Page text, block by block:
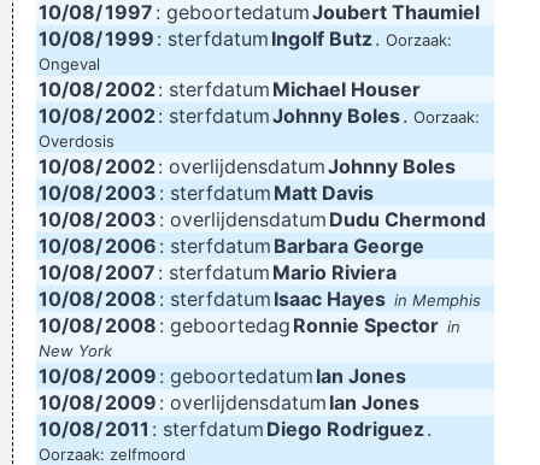
10/08/1997 : geboortedatumJoubert Thaumiel
10/08/1999 : sterfdatum Ingolf Butz. Oorzaak:
Ongeval
10/08/2002: sterfdatum Michael Houser
10/08/2002: sterfdatumJohnny Boles. Oorzaak:
Overdosis
10/08/2002: overlijdensdatumJohnny Boles
10/08/2003 : sterfdatum Matt Davis
10/08/2003 : overlijdensdatum Dudu Chermond
10/08/2006 : sterfdatum Barbara George
10/08/2007 : sterfdatum Mario Riviera
10/08/2008 : sterfdatum Isaac Hayes in Memphis
10/08/2008 : geboortedag Ronnie Spector in
New York
10/08/2009 : geboortedatum Ian Jones
10/08/2009 : overlijdensdatum Ian Jones
10/08/2011 : sterfdatum Diego Rodriguez.
Oorzaak: zelfmoord